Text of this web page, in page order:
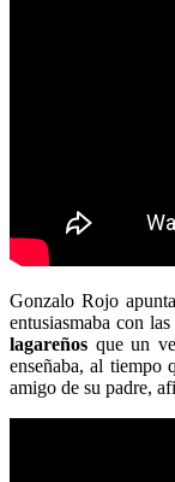
Gonzalo Rojo
entusiasmaba con las
lagareños que un
enseñaba, al tiempo
amigo de su padre,